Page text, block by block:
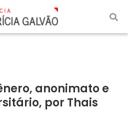
anonimato e
por Thais